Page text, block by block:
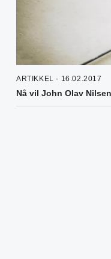
ARTIKKEL - 16.02.2017
Nå vil John Olav